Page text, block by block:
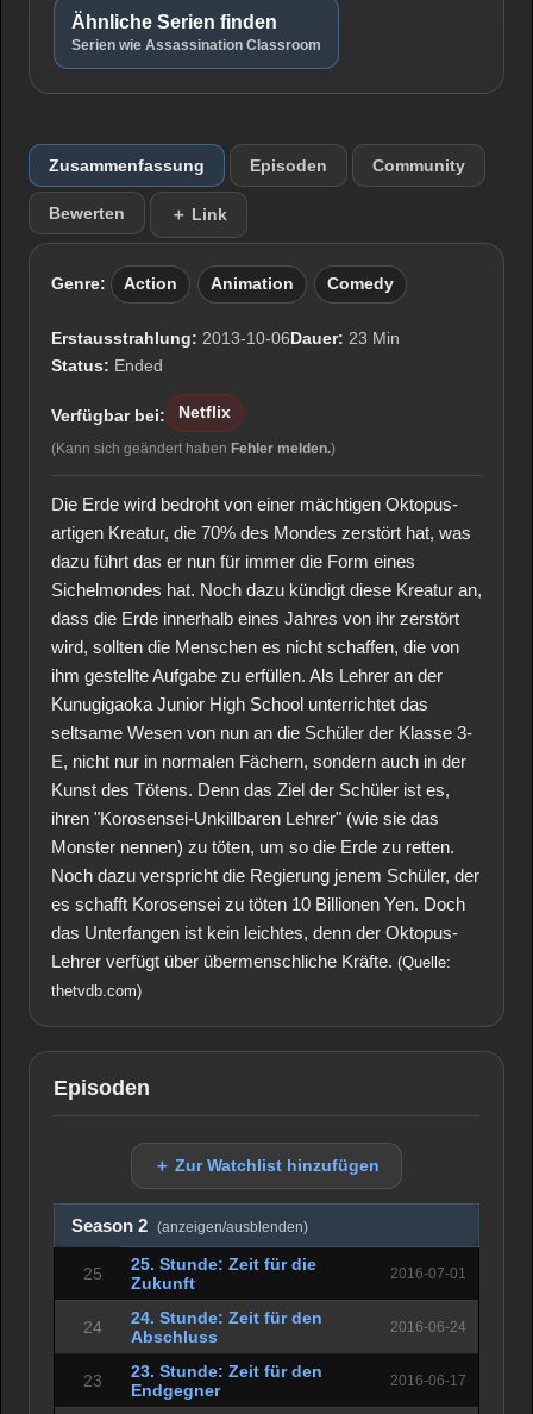
Ähnliche Serien finden
Serien wie Assassination Classroom
Zusammenfassung Episoden Community
Bewerten ＋ Link
Genre: Action Animation Comedy
Erstausstrahlung: 2013-10-06Dauer: 23 Min
Status: Ended
Verfügbar bei: Netflix
(Kann sich geändert haben Fehler melden.)
Die Erde wird bedroht von einer mächtigen Oktopus-
artigen Kreatur, die 70% des Mondes zerstört hat, was
dazu führt das er nun für immer die Form eines
Sichelmondes hat. Noch dazu kündigt diese Kreatur an,
dass die Erde innerhalb eines Jahres von ihr zerstört
wird, sollten die Menschen es nicht schaffen, die von
ihm gestellte Aufgabe zu erfüllen. Als Lehrer an der
Kunugigaoka Junior High School unterrichtet das
seltsame Wesen von nun an die Schüler der Klasse 3-
E, nicht nur in normalen Fächern, sondern auch in der
Kunst des Tötens. Denn das Ziel der Schüler ist es,
ihren "Korosensei-Unkillbaren Lehrer" (wie sie das
Monster nennen) zu töten, um so die Erde zu retten.
Noch dazu verspricht die Regierung jenem Schüler, der
es schafft Korosensei zu töten 10 Billionen Yen. Doch
das Unterfangen ist kein leichtes, denn der Oktopus-
Lehrer verfügt über übermenschliche Kräfte. (Quelle:
thetvdb.com)
Episoden
＋ Zur Watchlist hinzufügen
Season 2 (anzeigen/ausblenden)
25
25. Stunde: Zeit für die
Zukunft
2016-07-01
24
24. Stunde: Zeit für den
Abschluss
2016-06-24
23
23. Stunde: Zeit für den
Endgegner
2016-06-17